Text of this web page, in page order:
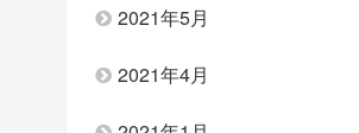
2021年5月
2021年4月